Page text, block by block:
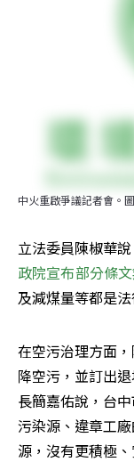
中火重啟爭議記者會。
立法委員陳椒華
政院宣布部分條
及減煤量等都是
在空污治理方面
降空污，並訂出
長簡嘉佑說，台
污染源、違章工
源，沒有更積極